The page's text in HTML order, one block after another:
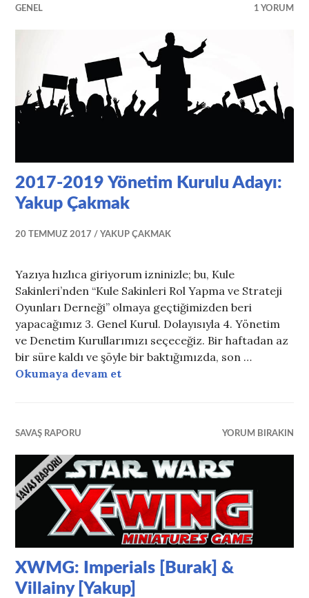
GENEL 1 YORUM
2017-2019 Yönetim Kurulu Adayı:
Yakup Çakmak
20 TEMMUZ 2017 YAKUP ÇAKMAK
Yazıya hızlıca giriyorum izninizle; bu, Kule
Sakinleri’nden “Kule Sakinleri Rol Yapma ve Strateji
Oyunları Derneği” olmaya geçtiğimizden beri
yapacağımız 3. Genel Kurul. Dolayısıyla 4. Yönetim
ve Denetim Kurullarımızı seçeceğiz. Bir haftadan az
bir süre kaldı ve şöyle bir baktığımızda, son …
Okumaya devam et2017-2019 Yönetim Kurulu
SAVAŞ RAPORU YORUM BIRAKIN
XWMG: Imperials [Burak] &
Villainy [Yakup]